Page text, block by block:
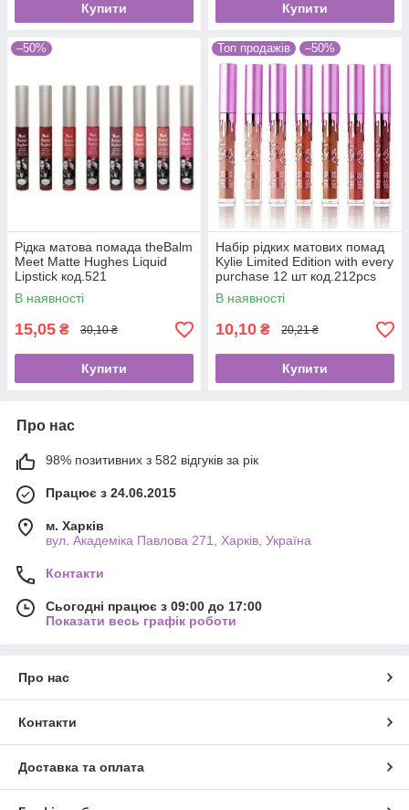
Купити Купити
–50%
Рідка матова помада theBalm
Meet Matte Hughes Liquid
Lipstick код.521
В наявності
15,05 ₴ 30,10 ₴
Купити
Топ продажів –50%
Набір рідких матових помад
Kylie Limited Edition with every
purchase 12 шт код.212pcs
В наявності
10,10 ₴ 20,21 ₴
Купити
Про нас
98% позитивних з 582 відгуків за рік
Працює з 24.06.2015
м. Харків
вул. Академіка Павлова 271, Харків, Україна
Контакти
Сьогодні працює з 09:00 до 17:00
Показати весь графік роботи
Про нас
Контакти
Доставка та оплата